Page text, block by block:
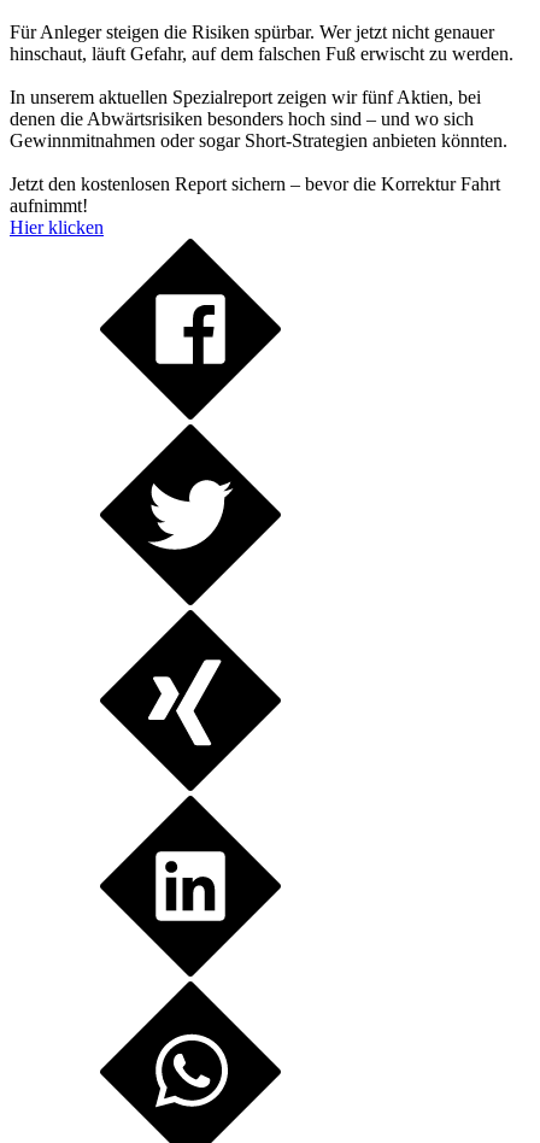
Für Anleger steigen die Risiken spürbar. Wer jetzt nicht genauer
hinschaut, läuft Gefahr, auf dem falschen Fuß erwischt zu werden.
In unserem aktuellen Spezialreport zeigen wir fünf Aktien, bei
denen die Abwärtsrisiken besonders hoch sind – und wo sich
Gewinnmitnahmen oder sogar Short-Strategien anbieten könnten.
Jetzt den kostenlosen Report sichern – bevor die Korrektur Fahrt
aufnimmt!
Hier klicken